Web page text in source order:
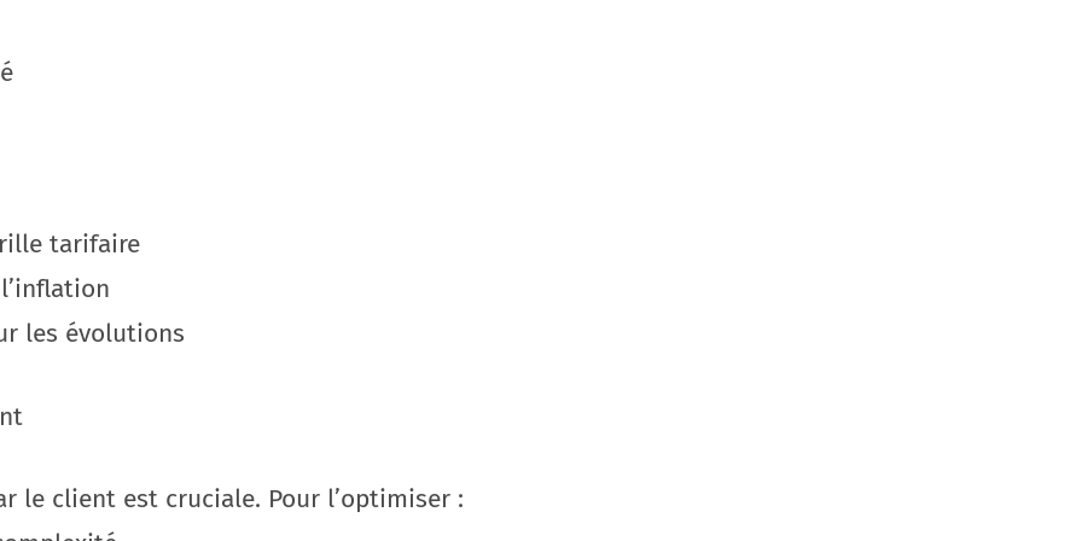
tarifaire
les évolutions
le client est cruciale. Pour l’optimiser :